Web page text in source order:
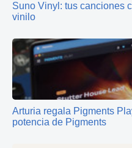
Suno Vinyl: tus canciones
vinilo
Arturia regala Pigments
potencia de Pigments